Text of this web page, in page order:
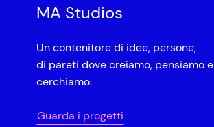
MA Studios
Un contenitore di idee, persone,
di pareti dove creiamo, pensiamo e
cerchiamo.
Guarda i progetti